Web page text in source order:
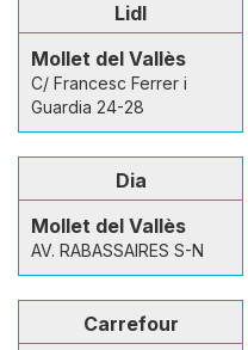
Lidl
Mollet del Vallès
C/ Francesc Ferrer i
Guardia 24-28
Dia
Mollet del Vallès
AV. RABASSAIRES S-N
Carrefour